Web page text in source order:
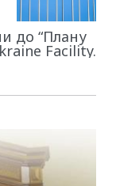
до “Плану
Facility.